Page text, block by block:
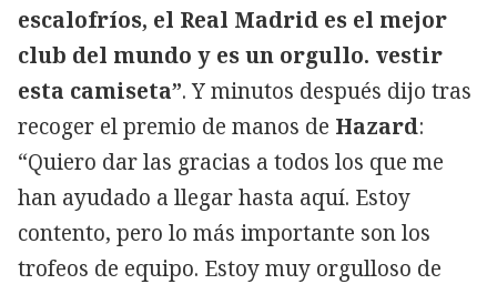
escalofríos, el Real Madrid es el mejor
club del mundo y es un orgullo. vestir
esta camiseta”. Y minutos después dijo tras
recoger el premio de manos de Hazard:
“Quiero dar las gracias a todos los que me
han ayudado a llegar hasta aquí. Estoy
contento, pero lo más importante son los
trofeos de equipo. Estoy muy orgulloso de